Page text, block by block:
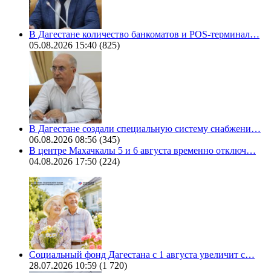
В Дагестане количество банкоматов и POS-терминал…
05.08.2026 15:40 (825)
В Дагестане создали специальную систему снабжени…
06.08.2026 08:56 (345)
В центре Махачкалы 5 и 6 августа временно отключ…
04.08.2026 17:50 (224)
Социальный фонд Дагестана с 1 августа увеличит с…
28.07.2026 10:59 (1 720)